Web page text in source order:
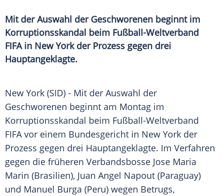
Mit der Auswahl der Geschworenen beginnt im
Korruptionsskandal beim Fußball-Weltverband
FIFA in New York der Prozess gegen drei
Hauptangeklagte.
New York (SID) - Mit der Auswahl der
Geschworenen beginnt am Montag im
Korruptionsskandal beim Fußball-Weltverband
FIFAvor einem Bundesgericht in New York der
Prozess gegen drei Hauptangeklagte. Im Verfahren
gegen die früheren Verbandsbosse Jose Maria
Marin (Brasilien), Juan Angel Napout (Paraguay)
und Manuel Burga (Peru) wegen Betrugs,